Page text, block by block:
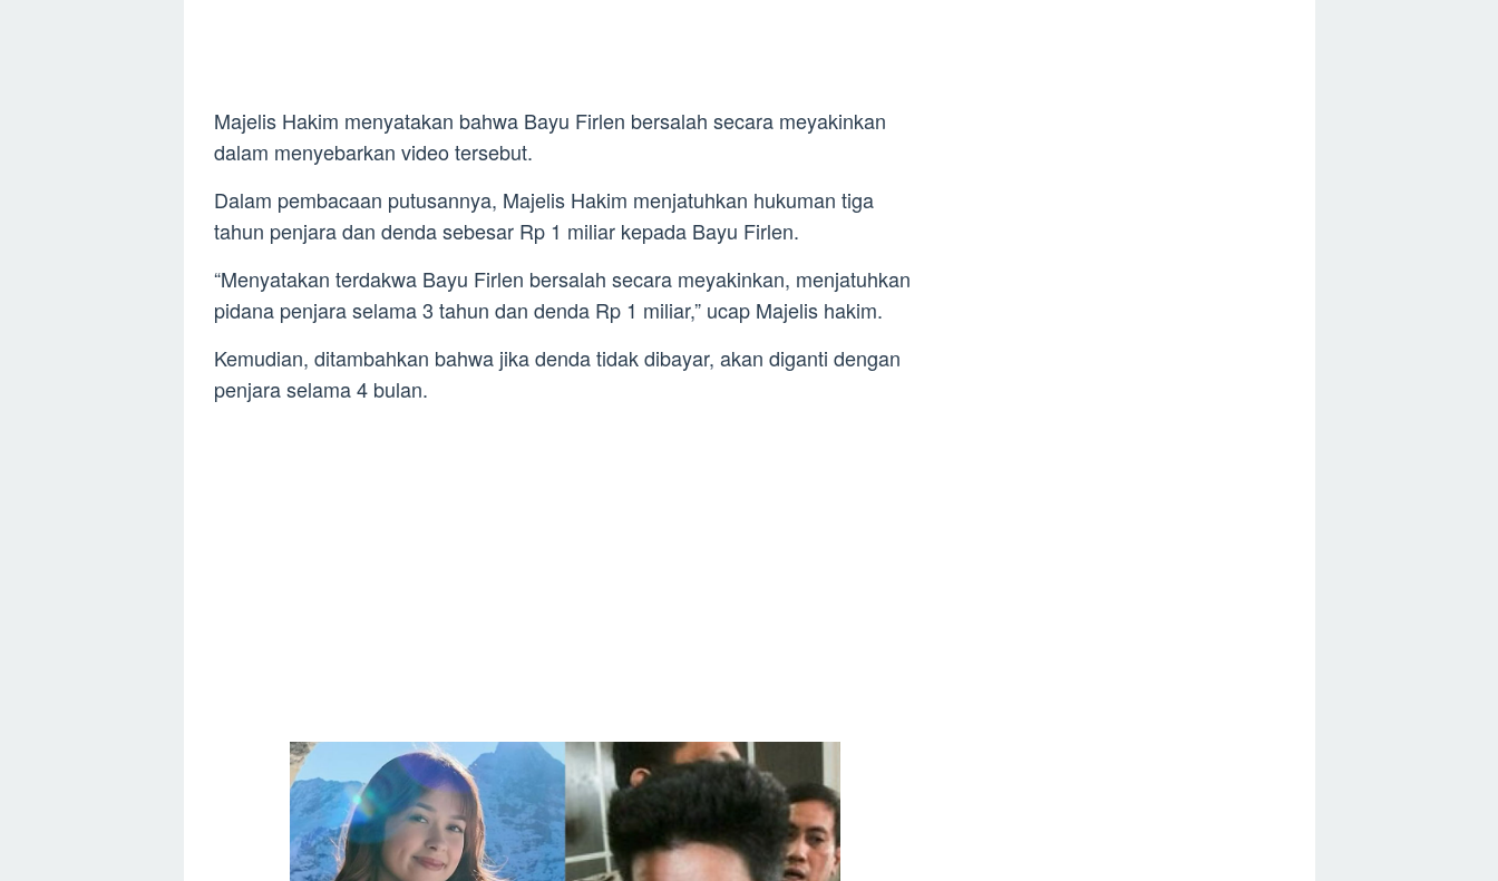
Majelis Hakim menyatakan bahwa Bayu Firlen bersalah secara meyakinkan
dalam menyebarkan video tersebut.
Dalam pembacaan putusannya, Majelis Hakim menjatuhkan hukuman tiga
tahun penjara dan denda sebesar Rp 1 miliar kepada Bayu Firlen.
“Menyatakan terdakwa Bayu Firlen bersalah secara meyakinkan, menjatuhkan
pidana penjara selama 3 tahun dan denda Rp 1 miliar,” ucap Majelis hakim.
Kemudian, ditambahkan bahwa jika denda tidak dibayar, akan diganti dengan
penjara selama 4 bulan.